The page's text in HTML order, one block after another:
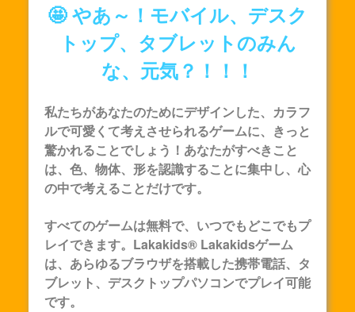
🤩 やあ～！モバイル、デスク
トップ、タブレットのみん
な、元気？！！！
私たちがあなたのためにデザインした、カラフ
ルで可愛くて考えさせられるゲームに、きっと
驚かれることでしょう！あなたがすべきこと
は、色、物体、形を認識することに集中し、心
の中で考えることだけです。
すべてのゲームは無料で、いつでもどこでもプ
レイできます。Lakakids® Lakakidsゲーム
は、あらゆるブラウザを搭載した携帯電話、タ
ブレット、デスクトップパソコンでプレイ可能
です。